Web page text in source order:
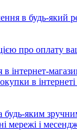
в будь-який
про оплату
інтернет-
в
будь-яким
мережі і